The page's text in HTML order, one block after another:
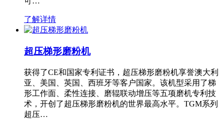
了解详情
超压梯形磨粉机
获得了CE和国家专利证书，超压梯形磨粉机享誉澳大利
亚、美国、英国、西班牙等客户国家。该机型采用了梯
形工作面、柔性连接、磨辊联动增压等五项磨机专利技
术，开创了超压梯形磨粉机的世界最高水平。TGM系列
超压…